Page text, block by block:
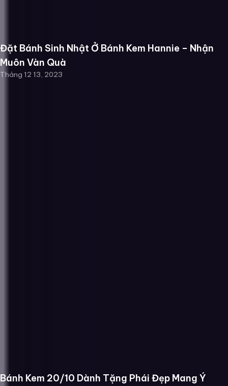
Đặt Bánh Sinh Nhật Ở Bánh Kem Hannie – Nhận
Muôn Vàn Quà
Tháng 12 13, 2023
Bánh Kem 20/10 Dành Tặng Phái Đẹp Mang Ý